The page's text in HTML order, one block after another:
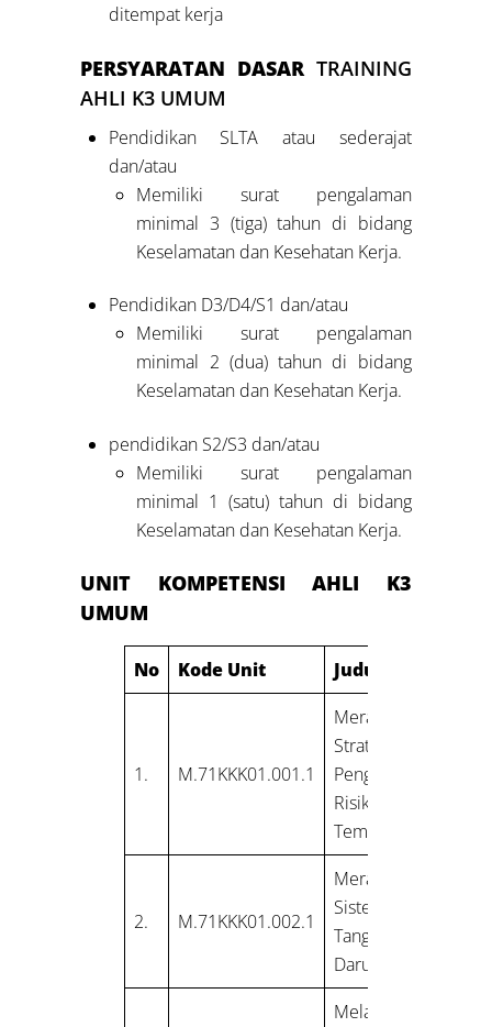
ditempat kerja
PERSYARATAN DASAR TRAINING
AHLI K3 UMUM
Pendidikan SLTA atau sederajat
dan/atau
Memiliki surat pengalaman
minimal 3 (tiga) tahun di bidang
Keselamatan dan Kesehatan Kerja.
Pendidikan D3/D4/S1 dan/atau
Memiliki surat pengalaman
minimal 2 (dua) tahun di bidang
Keselamatan dan Kesehatan Kerja.
pendidikan S2/S3 dan/atau
Memiliki surat pengalaman
minimal 1 (satu) tahun di bidang
Keselamatan dan Kesehatan Kerja.
UNIT KOMPETENSI AHLI K3
UMUM
No Kode Unit Judul Unit
1. M.71KKK01.001.1
Merancang
Strategi
Pengendalian
Risiko K3 di
Tempat Kerja
2. M.71KKK01.002.1
Merancang
Sistem
Tanggap
Darurat
Melakukan